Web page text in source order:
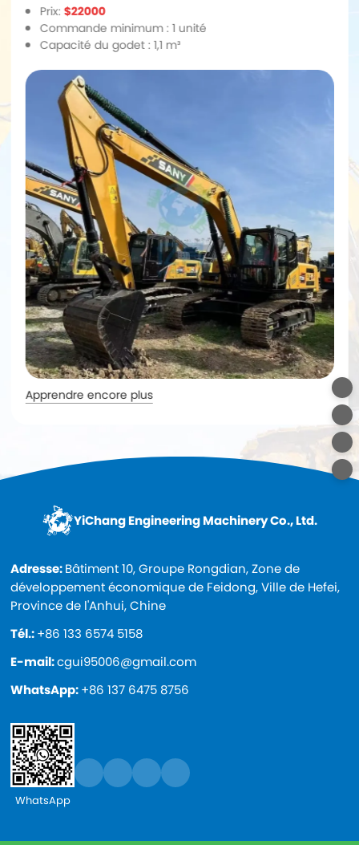
Prix: $22000
Commande minimum : 1 unité
Capacité du godet : 1,1 m³
Apprendre encore plus
YiChang Engineering Machinery Co., Ltd.
Adresse:Bâtiment 10, Groupe Rongdian, Zone de
développement économique de Feidong, Ville de Hefei,
Province de l'Anhui, Chine
Tél.:+86 133 6574 5158
E-mail:cgui95006@gmail.com
WhatsApp:+86 137 6475 8756
WhatsApp